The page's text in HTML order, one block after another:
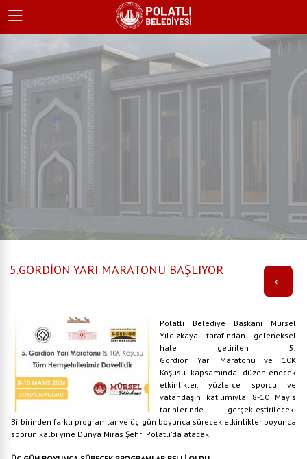
5.GORDİON YARI MARATONU BAŞLIYOR
Polatlı Belediye Başkanı Mürsel
Yıldızkaya tarafından geleneksel
hale getirilen 5.
Gordion Yarı Maratonu ve 10K
Koşusu kapsamında düzenlenecek
etkinlikler, yüzlerce sporcu ve
vatandaşın katılımıyla 8-10 Mayıs
tarihlerinde gerçekleştirilecek.
Birbirinden farklı programlar ve üç gün boyunca sürecek etkinlikler boyunca
sporun kalbi yine Dünya Miras Şehri Polatlı’da atacak.